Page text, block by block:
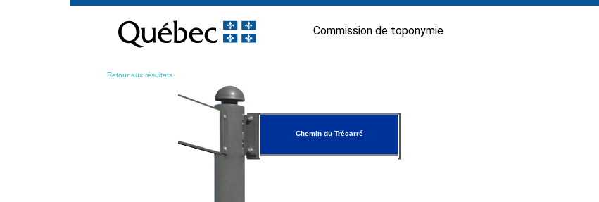
contenu
Commission de toponymie
Retour aux résultats
Chemin du Trécarré